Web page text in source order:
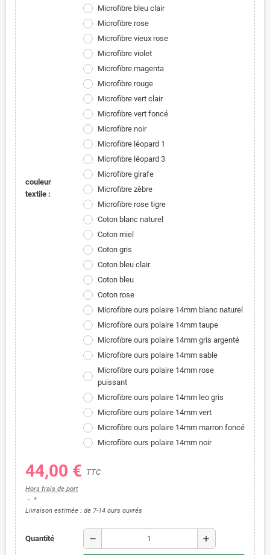
couleur
textile :
Microfibre bleu clair
Microfibre rose
Microfibre vieux rose
Microfibre violet
Microfibre magenta
Microfibre rouge
Microfibre vert clair
Microfibre vert foncé
Microfibre noir
Microfibre léopard 1
Microfibre léopard 3
Microfibre girafe
Microfibre zèbre
Microfibre rose tigre
Coton blanc naturel
Coton miel
Coton gris
Coton bleu clair
Coton bleu
Coton rose
Microfibre ours polaire 14mm blanc naturel
Microfibre ours polaire 14mm taupe
Microfibre ours polaire 14mm gris argenté
Microfibre ours polaire 14mm sable
Microfibre ours polaire 14mm rose
puissant
Microfibre ours polaire 14mm leo gris
Microfibre ours polaire 14mm vert
Microfibre ours polaire 14mm marron foncé
Microfibre ours polaire 14mm noir
44,00 € TTC
Hors frais de port
*
Livraison estimée : de 7-14 ours ouvrés
Quantité remove add